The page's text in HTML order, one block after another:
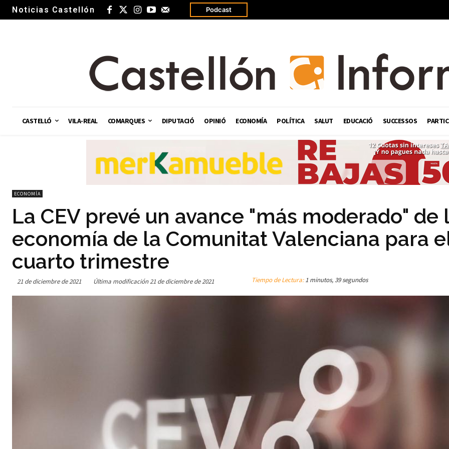
Noticias Castellón Podcast
CASTELLÓ VILA-REAL COMARQUES DIPUTACIÓ OPINIÓ ECONOMÍA POLÍTICA SALUT EDUCACIÓ SUCCESSOS
ECONOMÍA
La CEV prevé un avance "más moderado" de
economía de la Comunitat Valenciana para
cuarto trimestre
21 de diciembre de 2021 Última modificación21 de diciembre de 2021 Tiempo de Lectura:1 minutos, 39 segundos